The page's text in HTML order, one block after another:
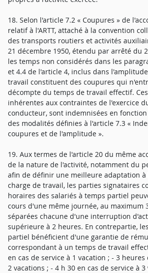
18. Selon l'article 7.2 « Coupures » de
relatif à l'ARTT, attaché à la convention
des transports routiers et activités
21 décembre 1950, étendu par arrêté du
les temps non considérés dans les
et 4.4 de l'article 4, inclus dans
travail constituent des coupures qui
décompte du temps de travail effectif.
inhérentes aux contraintes de l'exercice
conducteur, sont indemnisées en
des modalités définies à l'article 7.3 «
coupures et de l'amplitude ».
19. Aux termes de l'article 20 du même
de la nature de l'activité, notamment du
afin de définir une meilleure adaptation à
charge de travail, les parties signataires
horaires des salariés à temps partiel
cours d'une même journée, au maximum
séparées chacune d'une interruption
supérieure à 2 heures. En contrepartie,
partiel bénéficient d'une garantie de
correspondant à un temps de travail
en cas de service à 1 vacation ; - 3 heures
2 vacations ; - 4 h 30 en cas de service à 3